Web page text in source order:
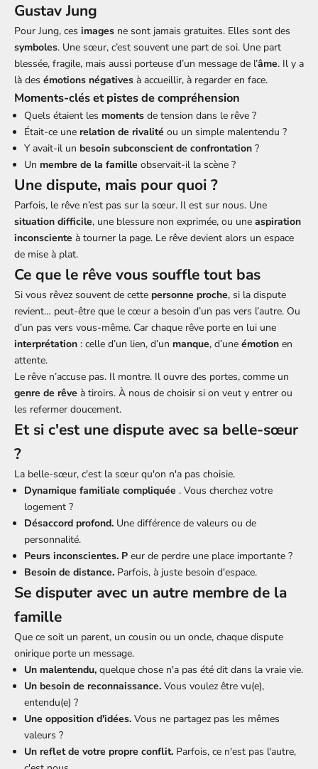
Gustav Jung
Pour Jung, ces images ne sont jamais gratuites. Elles sont des
symboles. Une sœur, c’est souvent une part de soi. Une part
blessée, fragile, mais aussi porteuse d’un message de l’âme. Il y a
là des émotions négatives à accueillir, à regarder en face.
Moments-clés et pistes de compréhension
Quels étaient les moments de tension dans le rêve ?
Était-ce une relation de rivalité ou un simple malentendu ?
Y avait-il un besoin subconscient de confrontation ?
Un membre de la famille observait-il la scène ?
Une dispute, mais pour quoi ?
Parfois, le rêve n’est pas sur la sœur. Il est sur nous. Une
situation difficile, une blessure non exprimée, ou une aspiration
inconsciente à tourner la page. Le rêve devient alors un espace
de mise à plat.
Ce que le rêve vous souffle tout bas
Si vous rêvez souvent de cette personne proche, si la dispute
revient… peut-être que le cœur a besoin d’un pas vers l’autre. Ou
d’un pas vers vous-même. Car chaque rêve porte en lui une
interprétation : celle d’un lien, d’un manque, d’une émotion en
attente.
Le rêve n’accuse pas. Il montre. Il ouvre des portes, comme un
genre de rêve à tiroirs. À nous de choisir si on veut y entrer ou
les refermer doucement.
Et si c'est une dispute avec sa belle-sœur
?
La belle-sœur, c'est la sœur qu'on n'a pas choisie.
Dynamique familiale compliquée . Vous cherchez votre
logement ?
Désaccord profond. Une différence de valeurs ou de
personnalité.
Peurs inconscientes. P eur de perdre une place importante ?
Besoin de distance. Parfois, à juste besoin d'espace.
Se disputer avec un autre membre de la
famille
Que ce soit un parent, un cousin ou un oncle, chaque dispute
onirique porte un message.
Un malentendu, quelque chose n'a pas été dit dans la vraie vie.
Un besoin de reconnaissance. Vous voulez être vu(e),
entendu(e) ?
Une opposition d'idées. Vous ne partagez pas les mêmes
valeurs ?
Un reflet de votre propre conflit. Parfois, ce n'est pas l'autre,